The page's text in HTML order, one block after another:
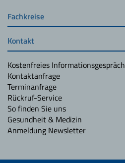
Fachkreise
Kontakt
Kostenfreies Informationsgespräch
Kontaktanfrage
Terminanfrage
Rückruf-Service
So finden Sie uns
Gesundheit & Medizin
Anmeldung Newsletter